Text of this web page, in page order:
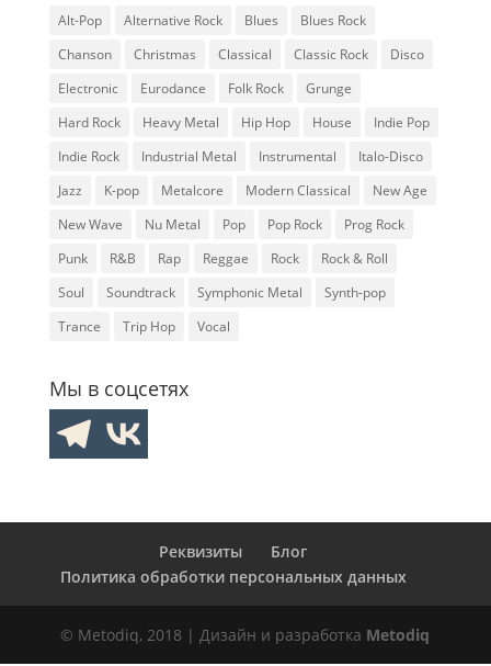
Alt-Pop Alternative Rock Blues
Blues Rock
Chanson
Christmas Classical Classic Rock
Disco
Electronic
Eurodance Folk Rock
Grunge
Hard Rock
Heavy Metal Hip Hop House
Indie Pop
Indie Rock
Industrial Metal Instrumental
Italo-Disco
Jazz
K-pop Metalcore Modern Classical
New Age
New Wave
Nu Metal Pop Pop Rock
Prog Rock
Punk
R&B Rap Reggae Rock
Rock & Roll
Soul
Soundtrack Symphonic Metal
Synth-pop
Trance
Trip Hop Vocal
Мы в соцсетях
Реквизиты
Блог
Политика обработки персональных данных
© Metodiq, 2018 | Дизайн и разработка Metodiq